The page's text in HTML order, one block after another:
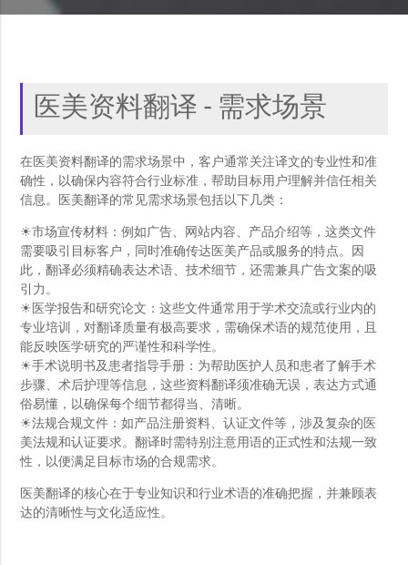
医美资料翻译 - 需求场景
在医美资料翻译的需求场景中，客户通常关注译文的专业性和准
确性，以确保内容符合行业标准，帮助目标用户理解并信任相关
信息。医美翻译的常见需求场景包括以下几类：
☀市场宣传材料：例如广告、网站内容、产品介绍等，这类文件
需要吸引目标客户，同时准确传达医美产品或服务的特点。因
此，翻译必须精确表达术语、技术细节，还需兼具广告文案的吸
引力。
☀医学报告和研究论文：这些文件通常用于学术交流或行业内的
专业培训，对翻译质量有极高要求，需确保术语的规范使用，且
能反映医学研究的严谨性和科学性。
☀手术说明书及患者指导手册：为帮助医护人员和患者了解手术
步骤、术后护理等信息，这些资料翻译须准确无误，表达方式通
俗易懂，以确保每个细节都得当、清晰。
☀法规合规文件：如产品注册资料、认证文件等，涉及复杂的医
美法规和认证要求。翻译时需特别注意用语的正式性和法规一致
性，以便满足目标市场的合规需求。
医美翻译的核心在于专业知识和行业术语的准确把握，并兼顾表
达的清晰性与文化适应性。